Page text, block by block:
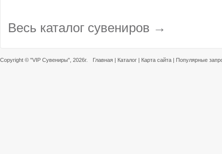
Весь каталог сувениров →
Copyright © "VIP Сувениры" , 2026г. Главная | Каталог | Карта сайта | Популярные